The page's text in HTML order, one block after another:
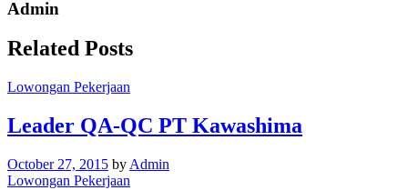
Admin
Related Posts
Lowongan Pekerjaan
Leader QA-QC PT Kawashima
October 27, 2015 by Admin
Lowongan Pekerjaan